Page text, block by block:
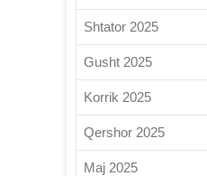
Shtator 2025
Gusht 2025
Korrik 2025
Qershor 2025
Maj 2025